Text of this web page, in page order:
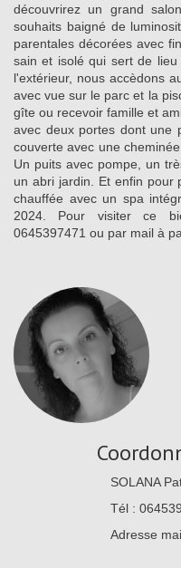
découvrirez un grand
souhaits baigné de
parentales décorées avec
sain et isolé qui sert de
l'extérieur, nous accèdons
avec vue sur le parc et la
gîte ou recevoir famille et
avec deux portes dont une
couverte avec une
Un puits avec pompe, un
un abri jardin. Et enfin pour
chauffée avec un spa
2024. Pour visiter ce
0645397471 ou par mail à
SOLANA
Tél :
Adresse